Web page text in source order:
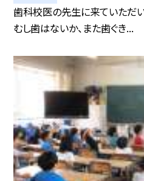
歯科校医の先生に来ていただ
むし歯はないか、また歯ぐき...